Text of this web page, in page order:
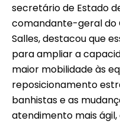
secretário de Estado
comandante-geral do
Salles, destacou que
para ampliar a
maior mobilidade às
reposicionamento
banhistas e as
atendimento mais